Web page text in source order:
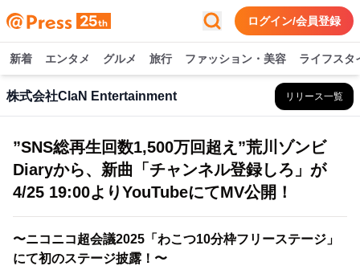
ログイン/会員登録
新着 エンタメ グルメ 旅行 ファッション・美容 ライフスタ
株式会社ClaN Entertainment リリース一覧
”SNS総再生回数1,500万回超え”荒川ゾンビ
Diaryから、新曲「チャンネル登録しろ」が
4/25 19:00よりYouTubeにてMV公開！
〜ニコニコ超会議2025「わこつ10分枠フリーステージ」
にて初のステージ披露！〜